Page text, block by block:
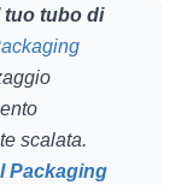
tuo tubo di
scalata.
Packaging